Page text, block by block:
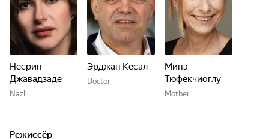
Несрин
Джавадзаде
Nazli
Эрджан Кесал
Doctor
Минэ
Тюфекчиоглу
Mother
Режиссёр